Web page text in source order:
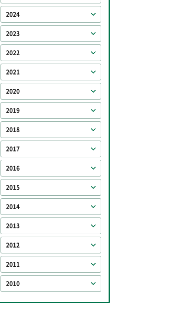
2024
2023
2022
2021
2020
2019
2018
2017
2016
2015
2014
2013
2012
2011
2010